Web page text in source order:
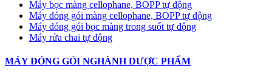
Máy bọc màng cellophane, BOPP tự động
Máy đóng gói màng cellophane, BOPP tự động
Máy đóng gói bọc màng trong suốt tự động
Máy rửa chai tự động
MÁY ĐÓNG GÓI NGHÀNH DƯỢC PHẨM